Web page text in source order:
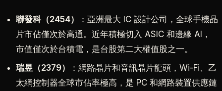
聯發科（2454）
：亞洲最大 IC 設計公司，全球手機晶
片市佔僅次於高通。近年積極切入 ASIC 和邊緣 AI，
市值僅次於台積電，是台股第二大權值股之一。
瑞昱（2379）
：網路晶片和音訊晶片龍頭，Wi-Fi、乙
太網控制器全球市佔率極高，是 PC 和網路裝置供應鏈